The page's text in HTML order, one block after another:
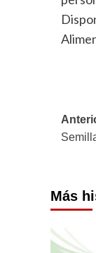
de
Más